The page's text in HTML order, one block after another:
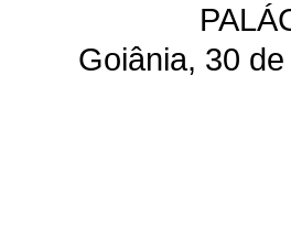
Goiânia, 30